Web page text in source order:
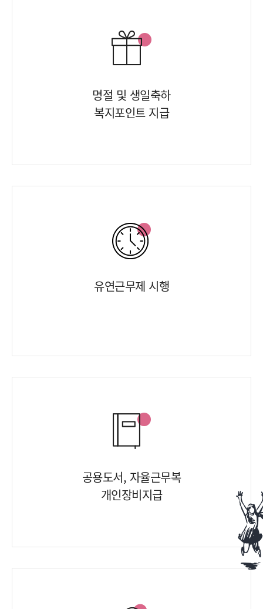
명절 및 생일축하
복지포인트 지급
유연근무제 시행
공용도서, 자율근무복
개인장비지급